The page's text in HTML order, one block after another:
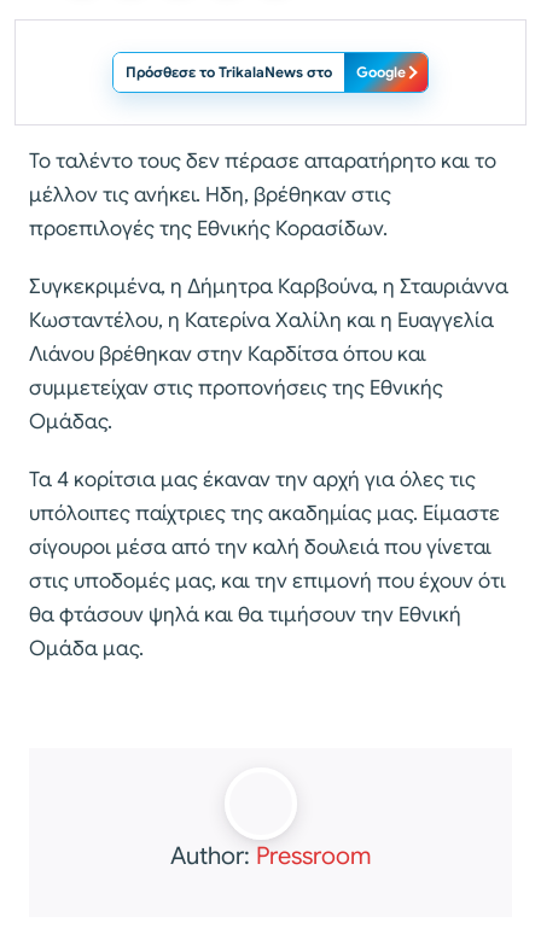
Πρόσθεσε το TrikalaNews στο Google
Το ταλέντο τους δεν πέρασε απαρατήρητο και το
μέλλον τις ανήκει. Ηδη, βρέθηκαν στις
προεπιλογές της Εθνικής Κορασίδων.
Συγκεκριμένα, η Δήμητρα Καρβούνα, η Σταυριάννα
Κωσταντέλου, η Κατερίνα Χαλίλη και η Ευαγγελία
Λιάνου βρέθηκαν στην Καρδίτσα όπου και
συμμετείχαν στις προπονήσεις της Εθνικής
Ομάδας.
Τα 4 κορίτσια μας έκαναν την αρχή για όλες τις
υπόλοιπες παίχτριες της ακαδημίας μας. Είμαστε
σίγουροι μέσα από την καλή δουλειά που γίνεται
στις υποδομές μας, και την επιμονή που έχουν ότι
θα φτάσουν ψηλά και θα τιμήσουν την Εθνική
Ομάδα μας.
Author: Pressroom